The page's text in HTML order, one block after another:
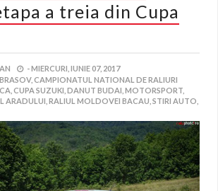
a treia din Cupa
-MIERCURI, IUNIE 07, 2017
BRASOV, CAMPIONATUL NATIONAL DE RALIURI
CUPA SUZUKI, DANUT BUDAI, MOTORSPORT,
ARADULUI, RALIUL MOLDOVEI BACAU, STIRI AUTO,